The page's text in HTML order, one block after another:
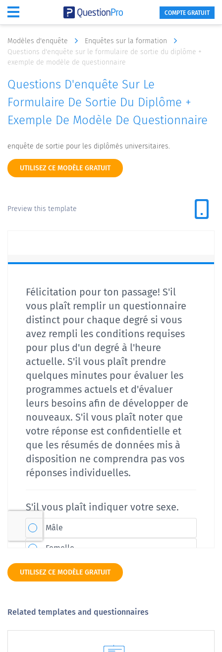
COMPTE GRATUIT
Modèles d'enquête
Enquêtes sur la formation
Questions d'enquête sur le formulaire de sortie du diplôme +
exemple de modèle de questionnaire
Questions D'enquête Sur Le
Formulaire De Sortie Du Diplôme +
Exemple De Modèle De Questionnaire
enquête de sortie pour les diplômés universitaires.
UTILISEZ CE MODÈLE GRATUIT
Preview this template
UTILISEZ CE MODÈLE GRATUIT
Related templates and questionnaires